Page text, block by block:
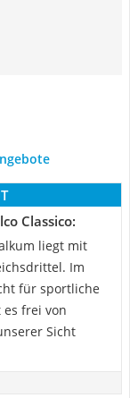
Classico:
liegt mit
Im
für sportliche
es frei von
Sicht